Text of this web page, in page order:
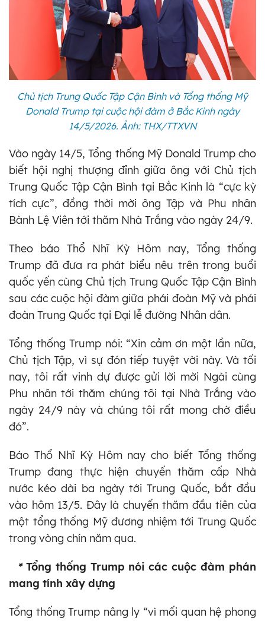
Chủ tịch Trung Quốc Tập Cận Bình và Tổng thống Mỹ
Donald Trump tại cuộc hội đàm ở Bắc Kinh ngày
14/5/2026. Ảnh: THX/TTXVN
Vào ngày 14/5, Tổng thống Mỹ Donald Trump cho
biết hội nghị thượng đỉnh giữa ông với Chủ tịch
Trung Quốc Tập Cận Bình tại Bắc Kinh là “cực kỳ
tích cực”, đồng thời mời ông Tập và Phu nhân
Bành Lệ Viên tới thăm Nhà Trắng vào ngày 24/9.
Theo báo Thổ Nhĩ Kỳ Hôm nay, Tổng thống
Trump đã đưa ra phát biểu nêu trên trong buổi
quốc yến cùng Chủ tịch Trung Quốc Tập Cận Bình
sau các cuộc hội đàm giữa phái đoàn Mỹ và phái
đoàn Trung Quốc tại Đại lễ đường Nhân dân.
Tổng thống Trump nói: “Xin cảm ơn một lần nữa,
Chủ tịch Tập, vì sự đón tiếp tuyệt vời này. Và tối
nay, tôi rất vinh dự được gửi lời mời Ngài cùng
Phu nhân tới thăm chúng tôi tại Nhà Trắng vào
ngày 24/9 này và chúng tôi rất mong chờ điều
đó”.
Báo Thổ Nhĩ Kỳ Hôm nay cho biết Tổng thống
Trump đang thực hiện chuyến thăm cấp Nhà
nước kéo dài ba ngày tới Trung Quốc, bắt đầu
vào hôm 13/5. Đây là chuyến thăm đầu tiên của
một tổng thống Mỹ đương nhiệm tới Trung Quốc
trong vòng chín năm qua.
* Tổng thống Trump nói các cuộc đàm phán
mang tính xây dựng
Tổng thống Trump nâng ly “vì mối quan hệ phong